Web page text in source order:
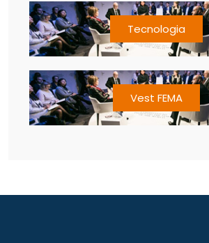
Tecnologia
Vest FEMA